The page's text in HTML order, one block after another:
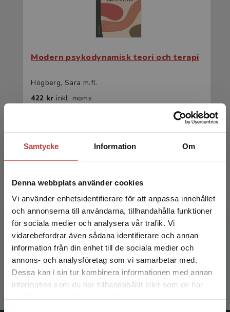
Samtycke Information Om
Denna webbplats använder cookies
Vi använder enhetsidentifierare för att anpassa innehållet
och annonserna till användarna, tillhandahålla funktioner
för sociala medier och analysera vår trafik. Vi
vidarebefordrar även sådana identifierare och annan
information från din enhet till de sociala medier och
annons- och analysföretag som vi samarbetar med.
Dessa kan i sin tur kombinera informationen med annan
information som du har tillhandahållit eller som de har
Begränsad fraktregion
Det verkar som att du besöker
studentlitteratur.se via en enhet utanför Sverige.
Modern psykodynamisk teori och terapi
Högberg, Sara m.fl.
422 kr inkl. moms
Modern psykodynamisk teori och terapi
Högberg, Sara m.fl.
264 kr inkl. moms
Exkl. moms: 249 kr